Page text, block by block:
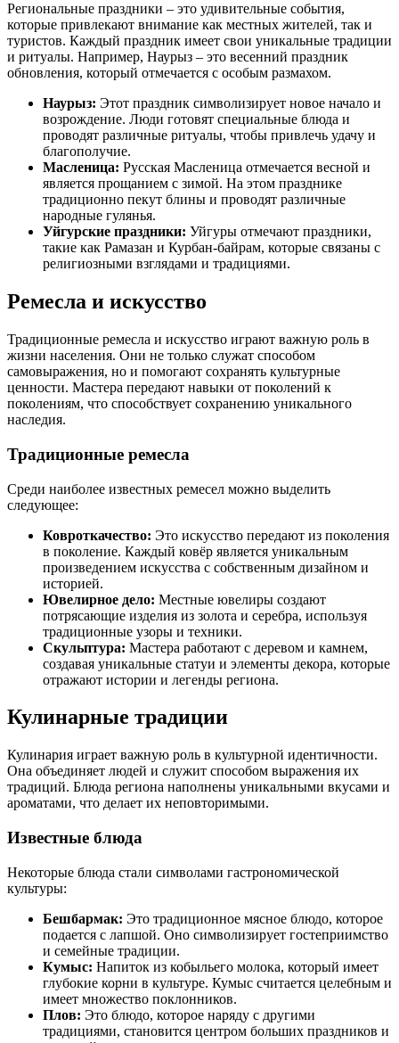
Региональные праздники – это удивительные события,
которые привлекают внимание как местных жителей, так и
туристов. Каждый праздник имеет свои уникальные традиции
и ритуалы. Например, Наурыз – это весенний праздник
обновления, который отмечается с особым размахом.
Наурыз: Этот праздник символизирует новое начало и
возрождение. Люди готовят специальные блюда и
проводят различные ритуалы, чтобы привлечь удачу и
благополучие.
Масленица: Русская Масленица отмечается весной и
является прощанием с зимой. На этом празднике
традиционно пекут блины и проводят различные
народные гулянья.
Уйгурские праздники: Уйгуры отмечают праздники,
такие как Рамазан и Курбан-байрам, которые связаны с
религиозными взглядами и традициями.
Ремесла и искусство
Традиционные ремесла и искусство играют важную роль в
жизни населения. Они не только служат способом
самовыражения, но и помогают сохранять культурные
ценности. Мастера передают навыки от поколений к
поколениям, что способствует сохранению уникального
наследия.
Традиционные ремесла
Среди наиболее известных ремесел можно выделить
следующее:
Ковроткачество: Это искусство передают из поколения
в поколение. Каждый ковёр является уникальным
произведением искусства с собственным дизайном и
историей.
Ювелирное дело: Местные ювелиры создают
потрясающие изделия из золота и серебра, используя
традиционные узоры и техники.
Скульптура: Мастера работают с деревом и камнем,
создавая уникальные статуи и элементы декора, которые
отражают истории и легенды региона.
Кулинарные традиции
Кулинария играет важную роль в культурной идентичности.
Она объединяет людей и служит способом выражения их
традиций. Блюда региона наполнены уникальными вкусами и
ароматами, что делает их неповторимыми.
Известные блюда
Некоторые блюда стали символами гастрономической
культуры:
Бешбармак: Это традиционное мясное блюдо, которое
подается с лапшой. Оно символизирует гостеприимство
и семейные традиции.
Кумыс: Напиток из кобыльего молока, который имеет
глубокие корни в культуре. Кумыс считается целебным и
имеет множество поклонников.
Плов: Это блюдо, которое наряду с другими
традициями, становится центром больших праздников и